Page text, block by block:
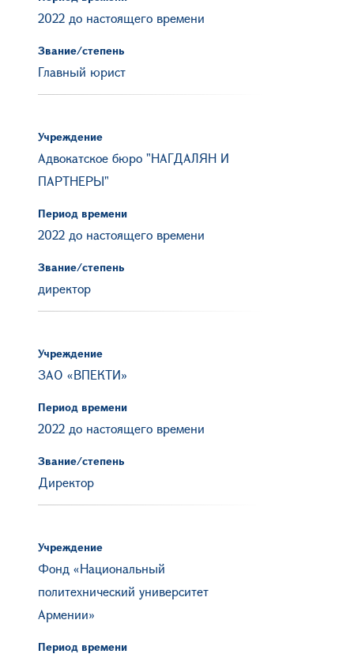
2022 до настоящего времени
Звание/степень
Главный юрист
Учреждение
Адвокатское бюро "НАГДАЛЯН И
ПАРТНЕРЫ"
Период времени
2022 до настоящего времени
Звание/степень
директор
Учреждение
ЗАО «ВПЕКТИ»
Период времени
2022 до настоящего времени
Звание/степень
Директор
Учреждение
Фонд «Национальный
политехнический университет
Армении»
Период времени